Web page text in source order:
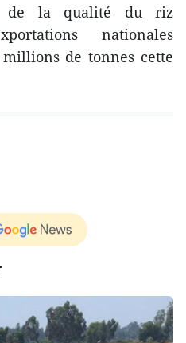
de la qualité du riz
nationales
de tonnes cette